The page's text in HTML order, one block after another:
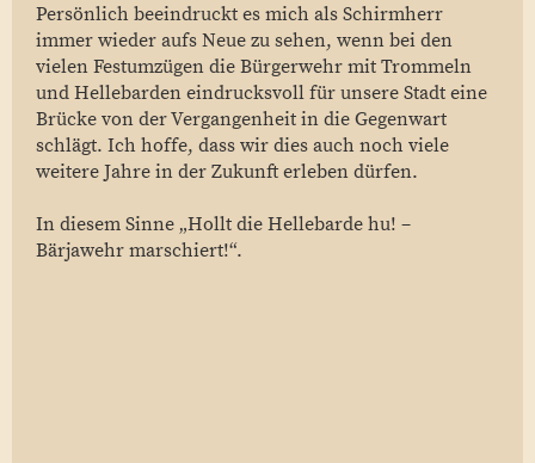
Persönlich beeindruckt es mich als Schirmherr
immer wieder aufs Neue zu sehen, wenn bei den
vielen Festumzügen die Bürgerwehr mit Trommeln
und Hellebarden eindrucksvoll für unsere Stadt eine
Brücke von der Vergangenheit in die Gegenwart
schlägt. Ich hoffe, dass wir dies auch noch viele
weitere Jahre in der Zukunft erleben dürfen.
In diesem Sinne „Hollt die Hellebarde hu! –
Bärjawehr marschiert!“.